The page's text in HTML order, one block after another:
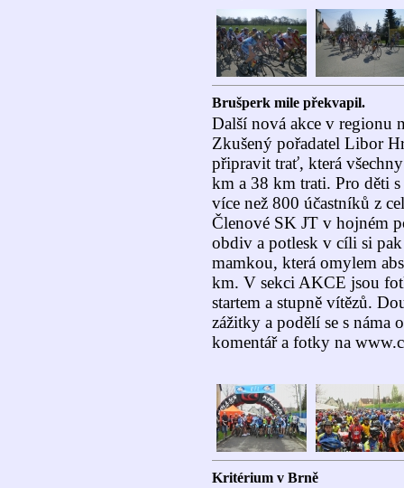
Brušperk mile překvapil.
Další nová akce v regionu
Zkušený pořadatel Libor
připravit trať, která
km a 38 km trati. Pro děti
více než 800 účastníků z
Členové SK JT v hojném
obdiv a potlesk v cíli si
mamkou, která omylem
km. V sekci AKCE jsou
startem a stupně vítězů.
zážitky a podělí se s náma
komentář a fotky na
Kritérium v Brně